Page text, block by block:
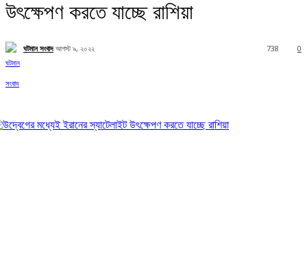
উৎক্ষেপণ করতে যাচ্ছে রাশিয়া
ঘটমান সংবাদ আগস্ট ৯, ২০২২ 0
738